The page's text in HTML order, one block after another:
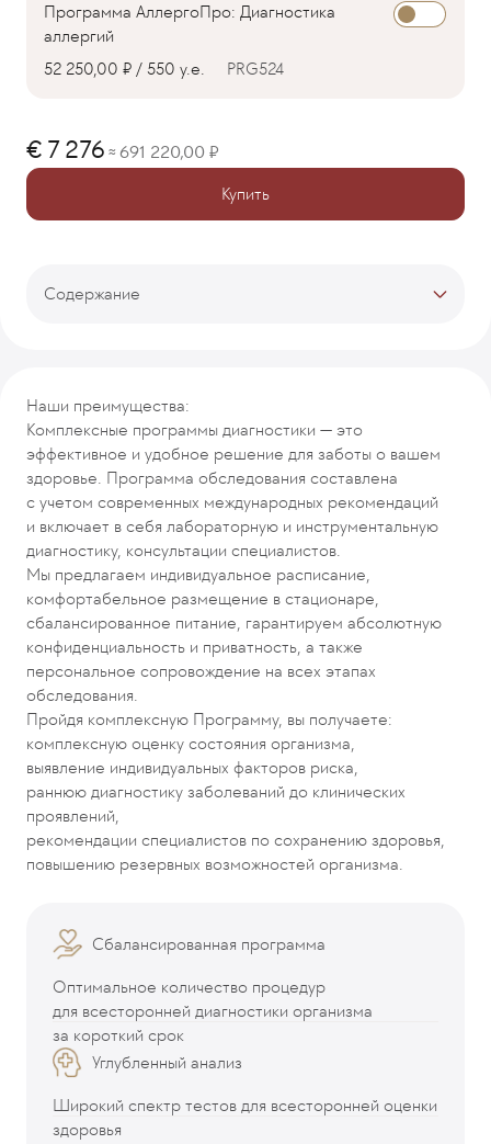
Программа АллергоПро: Диагностика
аллергий
52 250,00 ₽ / 550 у.е.
PRG524
Купить
7 276 ≈ 691 220,00
Содержание
Второй день
Врачи-кураторы
Отзывы
Рекомендуемые программы
Наши преимущества:
Комплексные программы диагностики — это
эффективное и удобное решение для заботы о вашем
здоровье. Программа обследования составлена
с учетом современных международных рекомендаций
и включает в себя лабораторную и инструментальную
диагностику, консультации специалистов.
Мы предлагаем индивидуальное расписание,
комфортабельное размещение в стационаре,
сбалансированное питание, гарантируем абсолютную
конфиденциальность и приватность, а также
персональное сопровождение на всех этапах
обследования.
Пройдя комплексную Программу, вы получаете:
комплексную оценку состояния организма,
выявление индивидуальных факторов риска,
раннюю диагностику заболеваний до клинических
проявлений,
рекомендации специалистов по сохранению здоровья,
повышению резервных возможностей организма.
Сбалансированная программа
Оптимальное количество процедур
для всесторонней диагностики организма
за короткий срок
Углубленный анализ
Широкий спектр тестов для всесторонней оценки
здоровья